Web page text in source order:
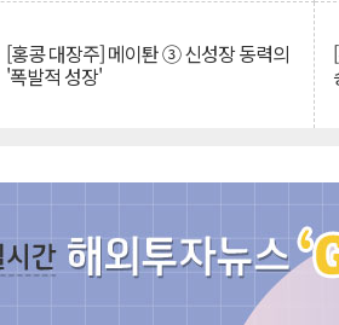
[홍콩 대장주] 메이퇀 ③ 신성장 동력의
'폭발적 성장'